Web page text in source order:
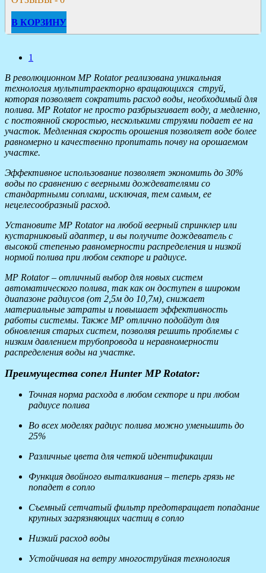
В КОРЗИНУ
1
В революционном MP Rotator реализована уникальная
технология мультитраекторно вращающихся струй,
которая позволяет сократить расход воды, необходимый для
полива. MP Rotator не просто разбрызгивает воду, а медленно,
с постоянной скоростью, несколькими струями подает ее на
участок. Медленная скорость орошения позволяет воде более
равномерно и качественно пропитать почву на орошаемом
участке.
Эффективное использование позволяет экономить до 30%
воды по сравнению с веерными дождевателями со
стандартными соплами, исключая, тем самым, ее
нецелесообразный расход.
Установите MP Rotator на любой веерный спринклер или
кустарниковый адаптер, и вы получите дождеватель с
высокой степенью равномерности распределения и низкой
нормой полива при любом секторе и радиусе.
MP Rotator – отличный выбор для новых систем
автоматического полива, так как он доступен в широком
диапазоне радиусов (от 2,5м до 10,7м), снижает
материальные затраты и повышает эффективность
работы системы. Также MP отлично подойдут для
обновления старых систем, позволяя решить проблемы с
низким давлением трубопровода и неравномерности
распределения воды на участке.
Преимущества сопел Hunter MP Rotator:
Точная норма расхода в любом секторе и при любом
радиусе полива
Во всех моделях радиус полива можно уменьшить до
25%
Различные цвета для четкой идентификации
Функция двойного выталкивания – теперь грязь не
попадет в сопло
Съемный сетчатый фильтр предотвращает попадание
крупных загрязняющих частиц в сопло
Низкий расход воды
Устойчивая на ветру многоструйная технология